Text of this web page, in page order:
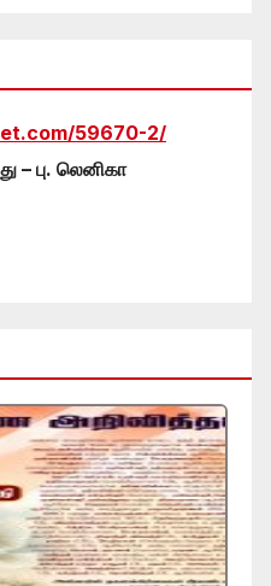
59670-2/
– பு. லெனிகா